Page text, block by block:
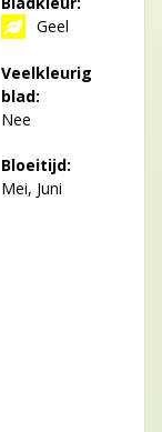
Geel
Veelkleurig
blad:
Nee
Bloeitijd:
Mei, Juni